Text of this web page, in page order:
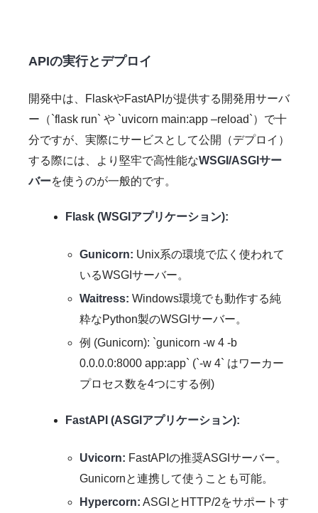
APIの実行とデプロイ
開発中は、FlaskやFastAPIが提供する開発用サーバ
ー（`flask run` や `uvicorn main:app –reload`）で十
分ですが、実際にサービスとして公開（デプロイ）
する際には、より堅牢で高性能なWSGI/ASGIサー
バーを使うのが一般的です。
Flask (WSGIアプリケーション):
Gunicorn: Unix系の環境で広く使われて
いるWSGIサーバー。
Waitress: Windows環境でも動作する純
粋なPython製のWSGIサーバー。
例 (Gunicorn): `gunicorn -w 4 -b
0.0.0.0:8000 app:app` (`-w 4` はワーカー
プロセス数を4つにする例)
FastAPI (ASGIアプリケーション):
Uvicorn: FastAPIの推奨ASGIサーバー。
Gunicornと連携して使うことも可能。
Hypercorn: ASGIとHTTP/2をサポートす